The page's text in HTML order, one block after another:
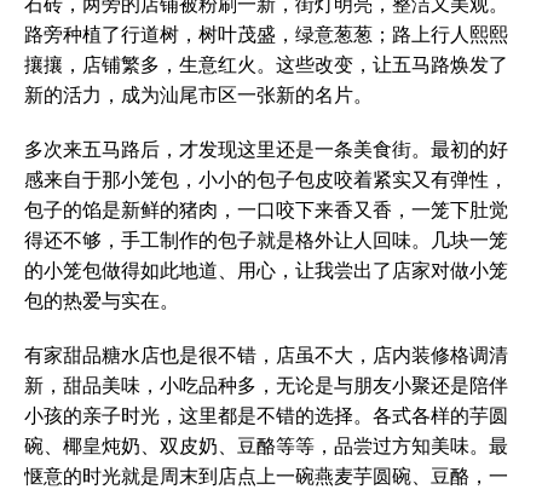
石砖，两旁的店铺被粉刷一新，街灯明亮，整洁又美观。
路旁种植了行道树，树叶茂盛，绿意葱葱；路上行人熙熙
攘攘，店铺繁多，生意红火。这些改变，让五马路焕发了
新的活力，成为汕尾市区一张新的名片。
多次来五马路后，才发现这里还是一条美食街。最初的好
感来自于那小笼包，小小的包子包皮咬着紧实又有弹性，
包子的馅是新鲜的猪肉，一口咬下来香又香，一笼下肚觉
得还不够，手工制作的包子就是格外让人回味。几块一笼
的小笼包做得如此地道、用心，让我尝出了店家对做小笼
包的热爱与实在。
有家甜品糖水店也是很不错，店虽不大，店内装修格调清
新，甜品美味，小吃品种多，无论是与朋友小聚还是陪伴
小孩的亲子时光，这里都是不错的选择。各式各样的芋圆
碗、椰皇炖奶、双皮奶、豆酪等等，品尝过方知美味。最
惬意的时光就是周末到店点上一碗燕麦芋圆碗、豆酪，一